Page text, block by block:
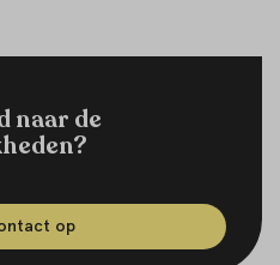
naar de
op